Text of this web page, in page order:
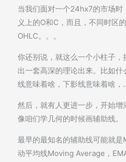
当我们面对一个24hx7的市场时
义上的O和C，而且，不同时区
OHLC。。。
你还别说，就这么一个小柱子
出一套高深的理论出来。比如
线意味着啥，下影线意味着啥
然后，就有人更进一步，开始
像咱们学几何的时候画辅助线。
最早的最知名的辅助线可能就
动平均线Moving Average，